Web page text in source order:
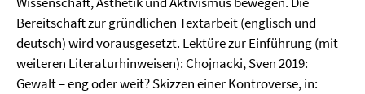
Bereitschaft zur gründlichen Textarbeit (englisch und
deutsch) wird vorausgesetzt. Lektüre zur Einführung (mit
weiteren Literaturhinweisen): Chojnacki, Sven 2019:
Gewalt – eng oder weit? Skizzen einer Kontroverse, in: